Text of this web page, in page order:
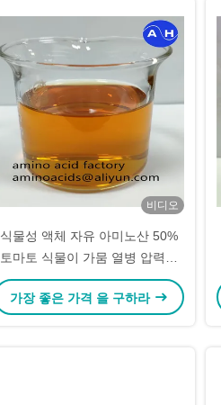
비디오
식물성 액체 자유 아미노산 50%
토마토 식물이 가뭄 열병 압력을
덜어주기 위해
가장 좋은 가격 을 구하라